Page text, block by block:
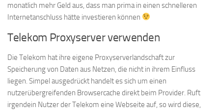
monatlich mehr Geld aus, dass man prima in einen schnelleren
Internetanschluss hätte investieren können
Telekom Proxyserver verwenden
Die Telekom hat ihre eigene Proxyserverlandschaft zur
Speicherung von Daten aus Netzen, die nicht in ihrem Einfluss
liegen. Simpel ausgedrückt handelt es sich um einen
nutzerübergreifenden Browsercache direkt beim Provider. Ruft
irgendein Nutzer der Telekom eine Webseite auf, so wird diese,